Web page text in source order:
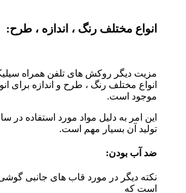
انواع مختلف رنگ ، اندازه ، طرح:
مزیت دیگر روکش های تلفن همراه
انواع مختلف رنگ ، طرح و اندازه برای
موجود است.
این امر به دلیل مواد مورد استفاده
تولید آن بسیار مهم است.
ضد آب بودن:
نکته دیگر در مورد قاب های جانبی
است که